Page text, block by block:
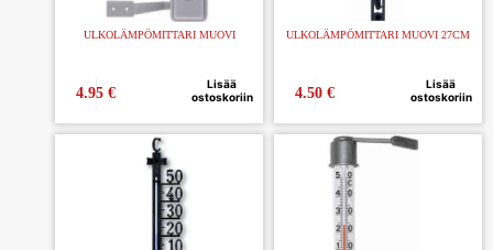
ULKOLÄMPÖMITTARI MUOVI
4.95€
Lisää
ostoskoriin
ULKOLÄMPÖMITTARI MUOVI 27CM
4.50€
Lisää
ostoskoriin